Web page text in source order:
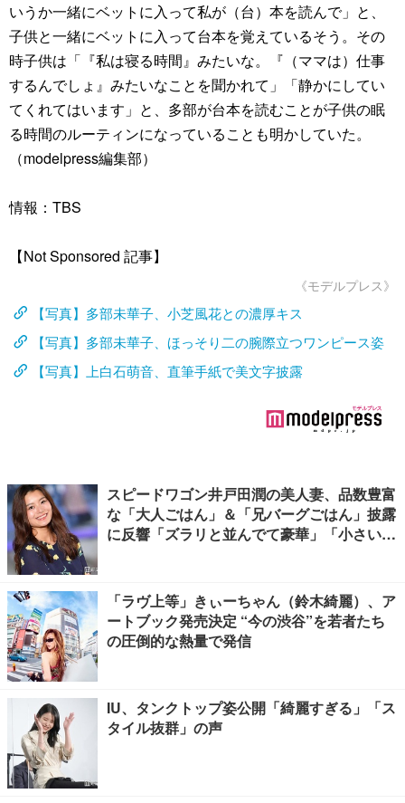
いうか一緒にベットに入って私が（台）本を読んで」と、
子供と一緒にベットに入って台本を覚えているそう。その
時子供は「『私は寝る時間』みたいな。『（ママは）仕事
するんでしょ』みたいなことを聞かれて」「静かにしてい
てくれてはいます」と、多部が台本を読むことが子供の眠
る時間のルーティンになっていることも明かしていた。
（modelpress編集部）
情報：TBS
【Not Sponsored 記事】
《モデルプレス》
【写真】多部未華子、小芝風花との濃厚キス
【写真】多部未華子、ほっそり二の腕際立つワンピース姿
【写真】上白石萌音、直筆手紙で美文字披露
スピードワゴン井戸田潤の美人妻、品数豊富
な「大人ごはん」＆「兄バーグごはん」披露
に反響「ズラリと並んでて豪華」「小さい海
「ラヴ上等」きぃーちゃん（鈴木綺麗）、ア
ートブック発売決定 “今の渋谷”を若者たち
の圧倒的な熱量で発信
IU、タンクトップ姿公開「綺麗すぎる」「ス
タイル抜群」の声